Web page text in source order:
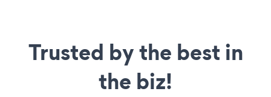
Trusted by the best in
the biz!